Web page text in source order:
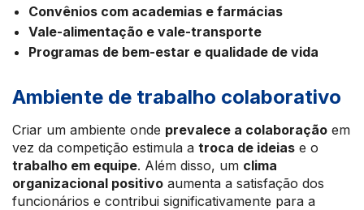
Convênios com academias e farmácias
Vale-alimentação e vale-transporte
Programas de bem-estar e qualidade de vida
Ambiente de trabalho colaborativo
Criar um ambiente onde prevalece a colaboração em
vez da competição estimula a troca de ideias e o
trabalho em equipe. Além disso, um clima
organizacional positivo aumenta a satisfação dos
funcionários e contribui significativamente para a